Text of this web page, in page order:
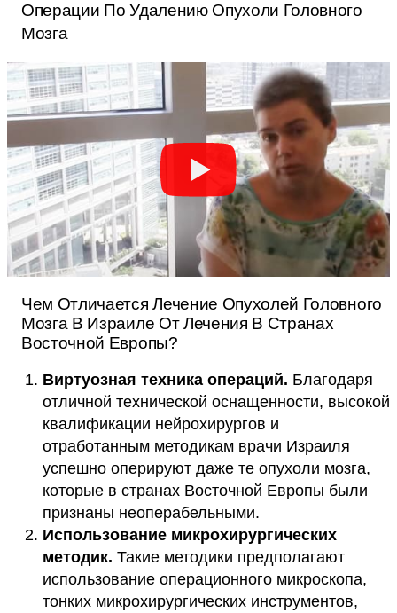
Операции По Удалению Опухоли Головного
Мозга
Чем Отличается Лечение Опухолей Головного
Мозга В Израиле От Лечения В Странах
Восточной Европы?
Виртуозная техника операций. Благодаря
отличной технической оснащенности, высокой
квалификации нейрохирургов и
отработанным методикам врачи Израиля
успешно оперируют даже те опухоли мозга,
которые в странах Восточной Европы были
признаны неоперабельными.
Использование микрохирургических
методик. Такие методики предполагают
использование операционного микроскопа,
тонких микрохирургических инструментов,